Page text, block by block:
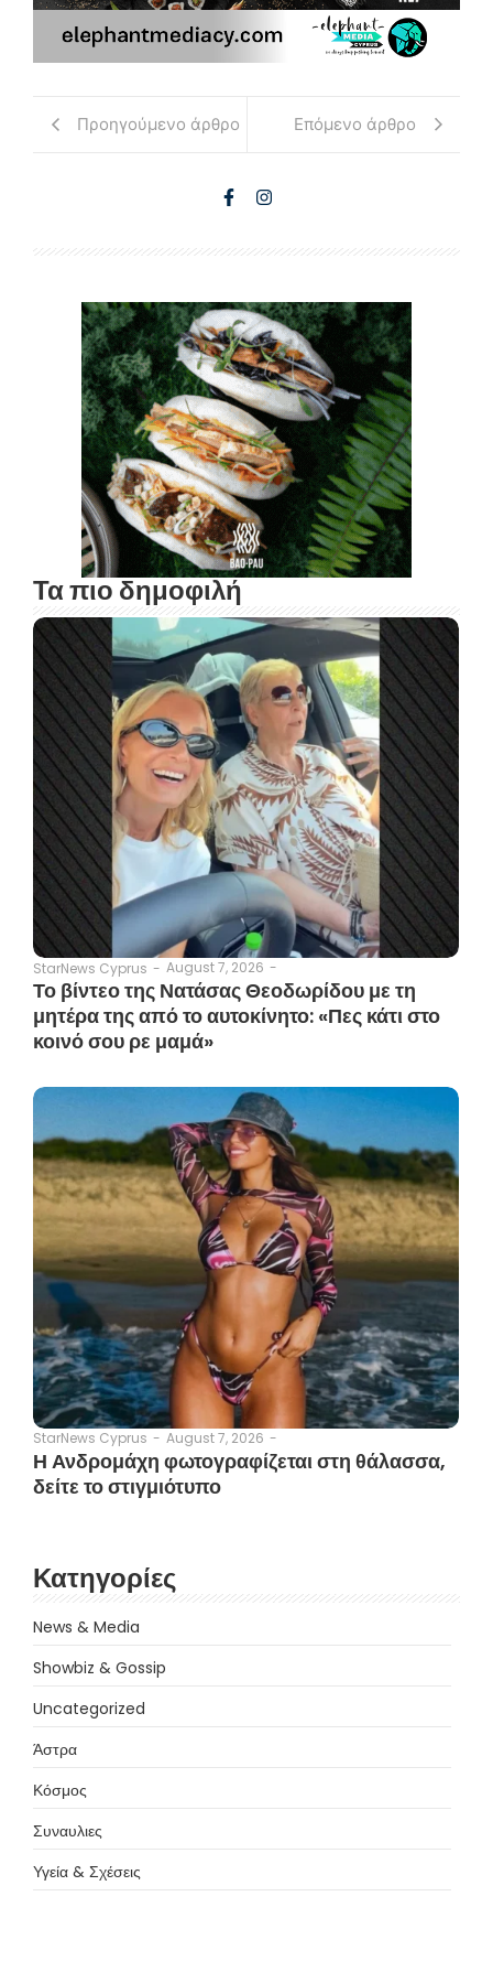
Προηγούμενο άρθρο Επόμενο άρθρο
Τα πιο δημοφιλή
StarNews Cyprus - August 7, 2026 -
Το βίντεο της Νατάσας Θεοδωρίδου με τη
μητέρα της από το αυτοκίνητο: «Πες κάτι στο
κοινό σου ρε μαμά»
StarNews Cyprus - August 7, 2026 -
Η Ανδρομάχη φωτογραφίζεται στη θάλασσα,
δείτε το στιγμιότυπο
Κατηγορίες
News & Media
Showbiz & Gossip
Uncategorized
Άστρα
Κόσμος
Συναυλιες
Υγεία & Σχέσεις